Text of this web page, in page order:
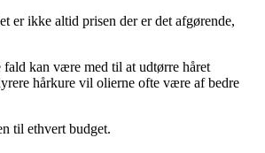
er ikke altid prisen der er det afgørende,
kan være med til at udtørre håret
hårkure vil olierne ofte være af bedre
til ethvert budget.